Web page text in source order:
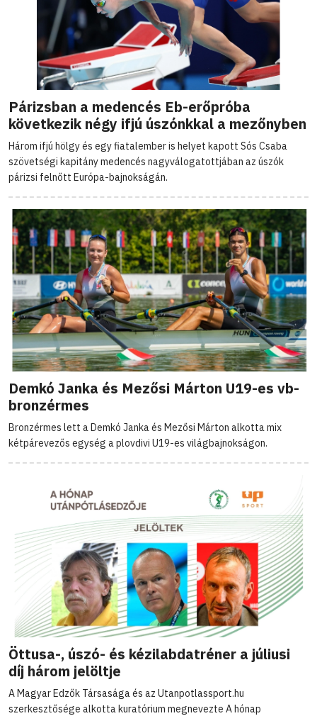
Párizsban a medencés Eb-erőpróba
következik négy ifjú úszónkkal a mezőnyben
Három ifjú hölgy és egy fiatalember is helyet kapott Sós Csaba
szövetségi kapitány medencés nagyválogatottjában az úszók
párizsi felnőtt Európa-bajnokságán.
Demkó Janka és Mezősi Márton U19-es vb-
bronzérmes
Bronzérmes lett a Demkó Janka és Mezősi Márton alkotta mix
kétpárevezős egység a plovdivi U19-es világbajnokságon.
Öttusa-, úszó- és kézilabdatréner a júliusi
díj három jelöltje
A Magyar Edzők Társasága és az Utanpotlassport.hu
szerkesztősége alkotta kuratórium megnevezte A hónap